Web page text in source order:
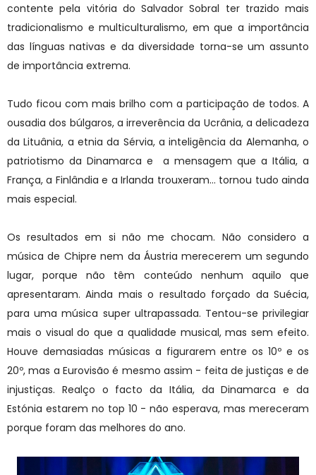
contente pela vitória do Salvador Sobral ter trazido mais
tradicionalismo e multiculturalismo, em que a importância
das línguas nativas e da diversidade torna-se um assunto
de importância extrema.
Tudo ficou com mais brilho com a participação de todos. A
ousadia dos búlgaros, a irreverência da Ucrânia, a delicadeza
da Lituânia, a etnia da Sérvia, a inteligência da Alemanha, o
patriotismo da Dinamarca e a mensagem que a Itália, a
França, a Finlândia e a Irlanda trouxeram... tornou tudo ainda
mais especial.
Os resultados em si não me chocam. Não considero a
música de Chipre nem da Áustria merecerem um segundo
lugar, porque não têm conteúdo nenhum aquilo que
apresentaram. Ainda mais o resultado forçado da Suécia,
para uma música super ultrapassada. Tentou-se privilegiar
mais o visual do que a qualidade musical, mas sem efeito.
Houve demasiadas músicas a figurarem entre os 10º e os
20º, mas a Eurovisão é mesmo assim - feita de justiças e de
injustiças. Realço o facto da Itália, da Dinamarca e da
Estónia estarem no top 10 - não esperava, mas mereceram
porque foram das melhores do ano.